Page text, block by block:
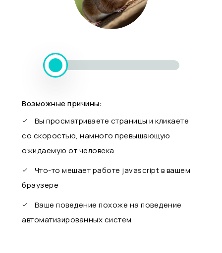
Возможные причины:
Вы просматриваете страницы и кликаете
со скоростью, намного превышающую
ожидаемую от человека
Что-то мешает работе javascript в вашем
браузере
Ваше поведение похоже на поведение
автоматизированных систем